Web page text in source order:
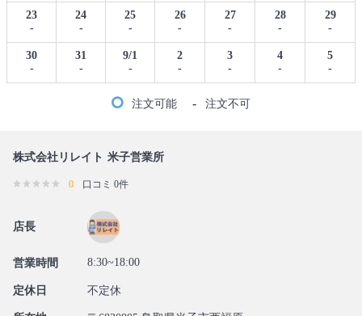
23
-
24
-
25
-
26
-
27
-
28
-
29
-
30
-
31
-
9/1
-
2
-
3
-
4
-
5
-
注文可能 - 注文不可
株式会社リレイト 米子営業所
0 口コミ 0件
店長
営業時間 8:30~18:00
定休日 不定休